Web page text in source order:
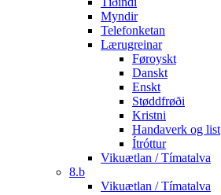
Myndir
Telefonketan
Lærugreinar
Føroyskt
Danskt
Enskt
Støddfrøði
Kristni
Handaverk og list
Ítróttur
Vikuætlan / Tímatalva
8.b
Vikuætlan / Tímatalva